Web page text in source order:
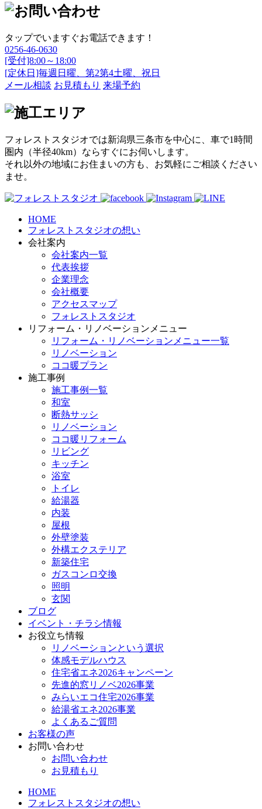
タップでいますぐお電話できます！
0256-46-0630
[受付]8:00～18:00
[定休日]毎週日曜、第2第4土曜、祝日
メール相談 お見積もり 来場予約
フォレストスタジオでは新潟県三条市を中心に、車で1時間
圏内（半径40km）ならすぐにお伺いします。
それ以外の地域にお住まいの方も、お気軽にご相談ください
ませ。
HOME
フォレストスタジオの想い
会社案内
会社案内一覧
代表挨拶
企業理念
会社概要
アクセスマップ
フォレストスタジオ
リフォーム・リノベーションメニュー
リフォーム・リノベーションメニュー一覧
リノベーション
ココ暖プラン
施工事例
施工事例一覧
和室
断熱サッシ
リノベーション
ココ暖リフォーム
リビング
キッチン
浴室
トイレ
給湯器
内装
屋根
外壁塗装
外構エクステリア
新築住宅
ガスコンロ交換
照明
玄関
ブログ
イベント・チラシ情報
お役立ち情報
リノベーションという選択
体感モデルハウス
住宅省エネ2026キャンペーン
先進的窓リノベ2026事業
みらいエコ住宅2026事業
給湯省エネ2026事業
よくあるご質問
お客様の声
お問い合わせ
お問い合わせ
お見積もり
HOME
フォレストスタジオの想い